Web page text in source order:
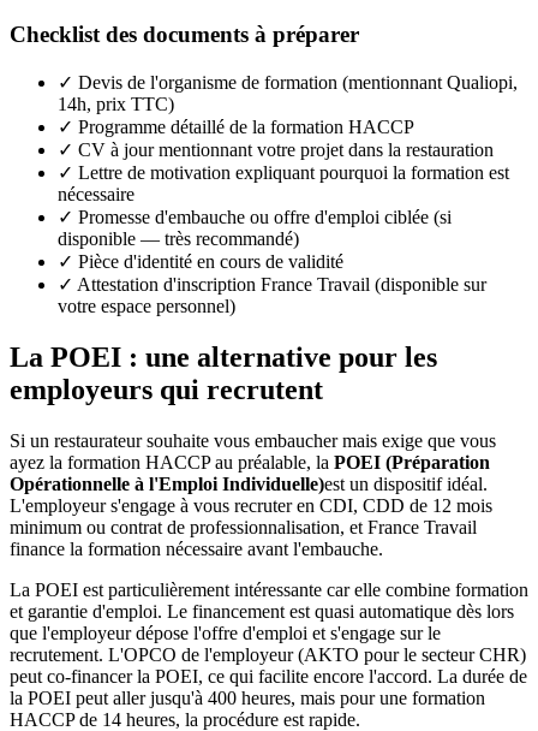
Checklist des documents à préparer
✓ Devis de l'organisme de formation (mentionnant Qualiopi,
14h, prix TTC)
✓ Programme détaillé de la formation HACCP
✓ CV à jour mentionnant votre projet dans la restauration
✓ Lettre de motivation expliquant pourquoi la formation est
nécessaire
✓ Promesse d'embauche ou offre d'emploi ciblée (si
disponible — très recommandé)
✓ Pièce d'identité en cours de validité
✓ Attestation d'inscription France Travail (disponible sur
votre espace personnel)
La POEI : une alternative pour les
employeurs qui recrutent
Si un restaurateur souhaite vous embaucher mais exige que vous
ayez la formation HACCP au préalable, la POEI (Préparation
Opérationnelle à l'Emploi Individuelle)est un dispositif idéal.
L'employeur s'engage à vous recruter en CDI, CDD de 12 mois
minimum ou contrat de professionnalisation, et France Travail
finance la formation nécessaire avant l'embauche.
La POEI est particulièrement intéressante car elle combine formation
et garantie d'emploi. Le financement est quasi automatique dès lors
que l'employeur dépose l'offre d'emploi et s'engage sur le
recrutement. L'OPCO de l'employeur (AKTO pour le secteur CHR)
peut co-financer la POEI, ce qui facilite encore l'accord. La durée de
la POEI peut aller jusqu'à 400 heures, mais pour une formation
HACCP de 14 heures, la procédure est rapide.